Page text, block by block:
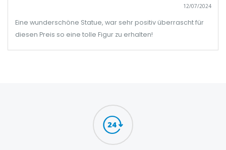
12/07/2024
Eine wunderschöne Statue, war sehr positiv überrascht für
diesen Preis so eine tolle Figur zu erhalten!